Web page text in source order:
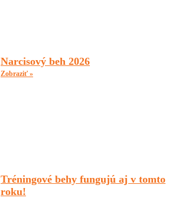
Narcisový beh 2026
Zobraziť »
Tréningové behy fungujú aj v tomto
roku!